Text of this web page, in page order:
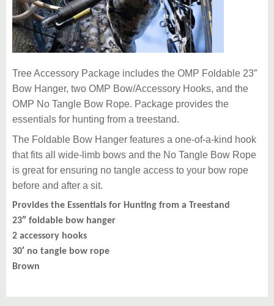
Tree Accessory Package includes the OMP Foldable 23″
Bow Hanger, two OMP Bow/Accessory Hooks, and the
OMP No Tangle Bow Rope. Package provides the
essentials for hunting from a treestand.
The Foldable Bow Hanger features a one-of-a-kind hook
that fits all wide-limb bows and the No Tangle Bow Rope
is great for ensuring no tangle access to your bow rope
before and after a sit.
Provides the Essentials for Hunting from a Treestand
23″ foldable bow hanger
2 accessory hooks
30′ no tangle bow rope
Brown